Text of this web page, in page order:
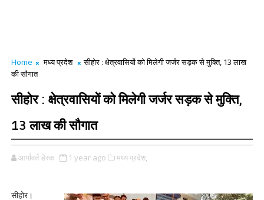
Home मध्य प्रदेश
सीहोर : क्षेत्रवासियों को मिलेगी जर्जर सड़क से मुक्ति, 13 लाख
की सौगात
सीहोर : क्षेत्रवासियों को मिलेगी जर्जर सड़क से मुक्ति,
13 लाख की सौगात
आर्यावर्त डेस्क 1 year ago मध्य प्रदेश,
सीहोर।